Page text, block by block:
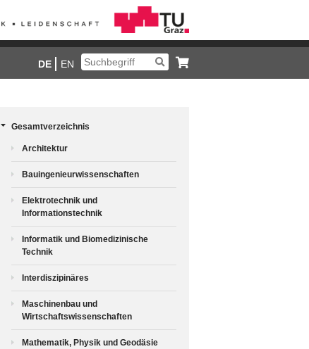
DE EN
Gesamtverzeichnis
Architektur
Bauingenieurwissenschaften
Elektrotechnik und
Informationstechnik
Informatik und Biomedizinische
Technik
Interdiszipinäres
Maschinenbau und
Wirtschaftswissenschaften
Mathematik, Physik und Geodäsie